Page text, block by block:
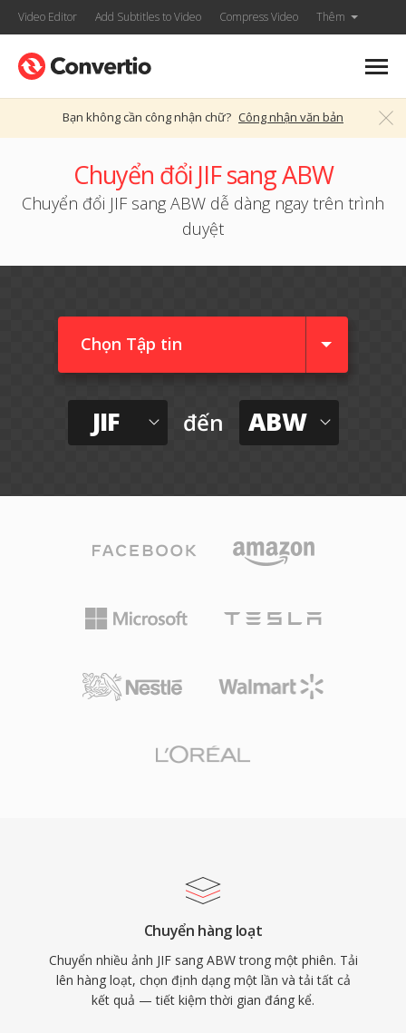
Video Editor Add Subtitles to Video Compress Video Thêm
Bạn không cần công nhận chữ? Công nhận văn bản
Chuyển đổi JIF sang ABW
Chuyển đổi JIF sang ABW dễ dàng ngay trên trình
duyệt
Chọn Tập tin
JIF đến ABW
Chuyển hàng loạt
Chuyển nhiều ảnh JIF sang ABW trong một phiên. Tải
lên hàng loạt, chọn định dạng một lần và tải tất cả
kết quả — tiết kiệm thời gian đáng kể.